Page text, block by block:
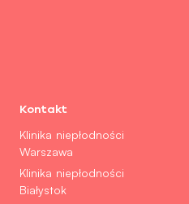
Kontakt
Klinika niepłodności
Warszawa
Klinika niepłodności
Białystok